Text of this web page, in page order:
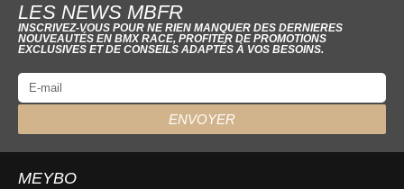
LES NEWS MBFR
INSCRIVEZ-VOUS POUR NE RIEN MANQUER DES DERNIERES
NOUVEAUTÉS EN BMX RACE, PROFITER DE PROMOTIONS
EXCLUSIVES ET DE CONSEILS ADAPTÉS À VOS BESOINS.
ENVOYER
MEYBO